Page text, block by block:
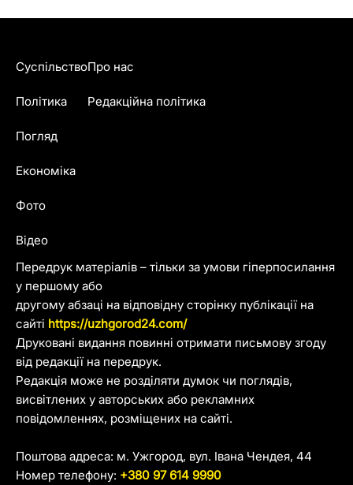
Передрук матеріалів – тільки за умови гіперпосилання
у першому або
другому абзаці на відповідну сторінку публікації на
сайті https://uzhgorod24.com/
Друковані видання повинні отримати письмову згоду
від редакції на передрук.
Редакція може не розділяти думок чи поглядів,
висвітлених у авторських або рекламних
повідомленнях, розміщених на сайті.
Поштова адреса: м. Ужгород, вул. Івана Чендея, 44
Номер телефону: +380 97 614 9990
Суспільство
Політика
Погляд
Економіка
Фото
Відео
Про нас
Редакційна політика